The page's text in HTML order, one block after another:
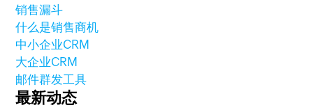
销售漏斗
什么是销售商机
中小企业CRM
大企业CRM
邮件群发工具
最新动态